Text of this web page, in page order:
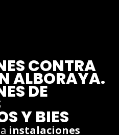
CONTRA
ALBORAYA.
DE
Y BIES
instalaciones